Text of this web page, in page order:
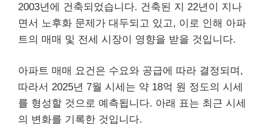
2003년에 건축되었습니다. 건축된 지 22년이 지나
면서 노후화 문제가 대두되고 있고, 이로 인해 아파
트의 매매 및 전세 시장이 영향을 받을 것입니다.
아파트 매매 요건은 수요와 공급에 따라 결정되며,
따라서 2025년 7월 시세는 약 18억 원 정도의 시세
를 형성할 것으로 예측됩니다. 아래 표는 최근 시세
의 변화를 기록한 것입니다.